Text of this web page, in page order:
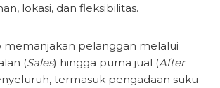
lokasi, dan fleksibilitas.
memanjakan pelanggan melalui
(Sales) hingga purna jual (After
termasuk pengadaan suku